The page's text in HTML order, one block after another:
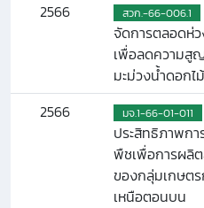
2566 สวก.-66-006.1
จัดการตลอดห่
เพื่อลดความสู
มะม่วงน้ำดอก
2566 มจ.1-66-01-011
ประสิทธิภาพก
พืชเพื่อการผลิ
ของกลุ่มเกษตร
เหนือตอนบน